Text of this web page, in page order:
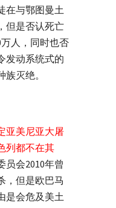
在与鄂图曼土
但是否认死亡
人，同时也否
发动系统式的
灭绝。
亚美尼亚大屠
列都不在其
员会2010年曾
，但是欧巴马
是会危及美土